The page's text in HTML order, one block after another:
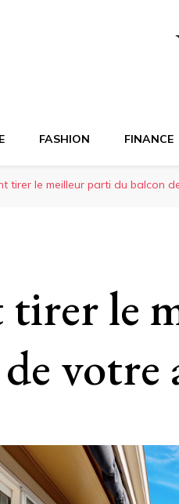
FASHION FINANCE
tirer le meilleur parti du balcon
tirer le
votre